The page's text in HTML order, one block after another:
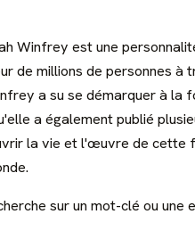
Winfrey est une
de millions de personnes à
a su se démarquer à la
a également publié
la vie et l'œuvre de cette
sur un mot-clé ou une